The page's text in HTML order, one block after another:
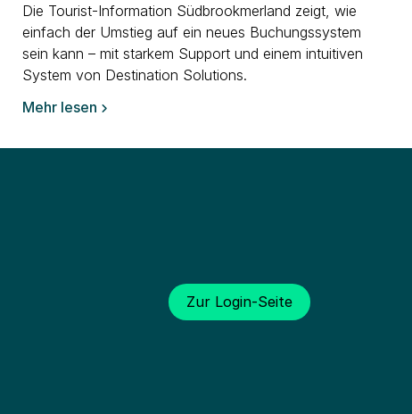
Die Tourist-Information Südbrookmerland zeigt, wie
einfach der Umstieg auf ein neues Buchungssystem
sein kann – mit starkem Support und einem intuitiven
System von Destination Solutions.
Mehr lesen 
Zur Login-Seite